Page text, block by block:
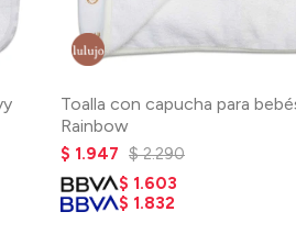
Toalla con capucha para
Rainbow
$ 1.947 $ 2.290
$ 1.603
$ 1.832